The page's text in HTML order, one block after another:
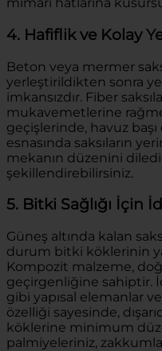
4. Hafiflik ve Kolay
Beton veya mermer
yerleştirildikten sonra
imkansızdır. Fiber
mukavemetlerine
geçişlerinde, havuz
esnasında saksıların
mekanın düzenini
şekillendirebilirsiniz.
5. Bitki Sağlığı İçin
Güneş altında kalan
durum bitki köklerinin
Kompozit malzeme,
geçirgenliğine sahiptir.
gibi yapısal elemanlar
özelliği sayesinde,
köklerine minimum
palmiyeleriniz,